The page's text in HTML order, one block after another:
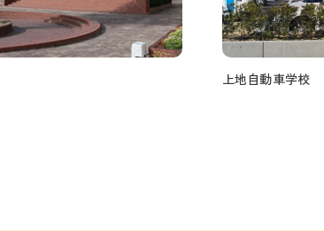
上地自動車学校